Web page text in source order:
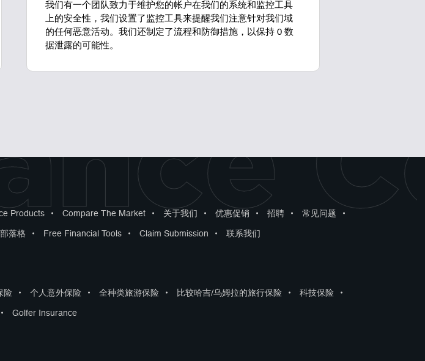
我们有一个团队致力于维护您的帐户在我们的系统和监控工具
上的安全性，我们设置了监控工具来提醒我们注意针对我们域
的任何恶意活动。我们还制定了流程和防御措施，以保持 0 数
据泄露的可能性。
Products • Compare The Market • 关于我们 • 优惠促销 • 招聘 • 常见问题 •
部落格 • Free Financial Tools • Claim Submission • 联系我们
险 • 个人意外保险 • 全种类旅游保险 • 比较哈吉/乌姆拉的旅行保险 • 科技保险 •
• Golfer Insurance